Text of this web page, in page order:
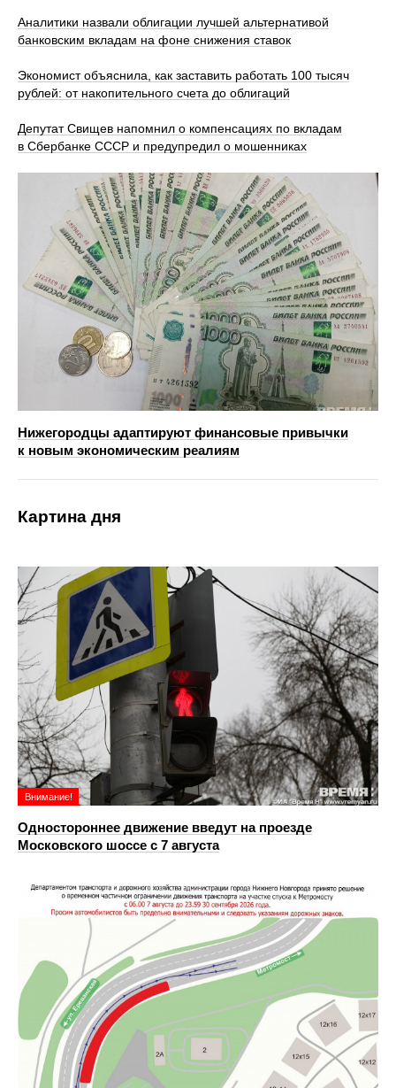
Аналитики назвали облигации лучшей альтернативой
банковским вкладам на фоне снижения ставок
Экономист объяснила, как заставить работать 100 тысяч
рублей: от накопительного счета до облигаций
Депутат Свищев напомнил о компенсациях по вкладам
в Сбербанке СССР и предупредил о мошенниках
Нижегородцы адаптируют финансовые привычки
к новым экономическим реалиям
Картина дня
Внимание!
Одностороннее движение введут на проезде
Московского шоссе с 7 августа